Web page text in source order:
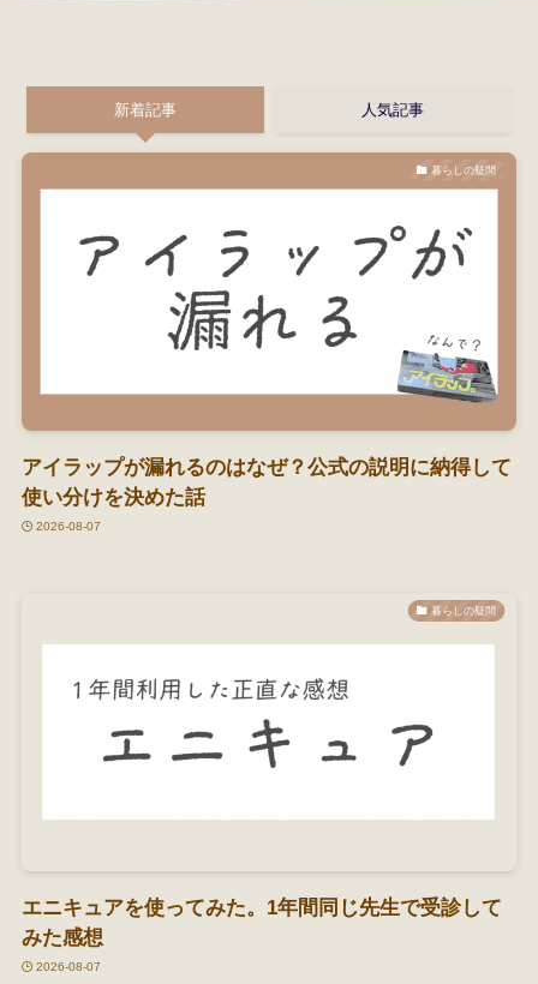
新着記事 人気記事
暮らしの疑問
アイラップが漏れるのはなぜ？公式の説明に納得して
使い分けを決めた話
2026-08-07
暮らしの疑問
エニキュアを使ってみた。1年間同じ先生で受診して
みた感想
2026-08-07